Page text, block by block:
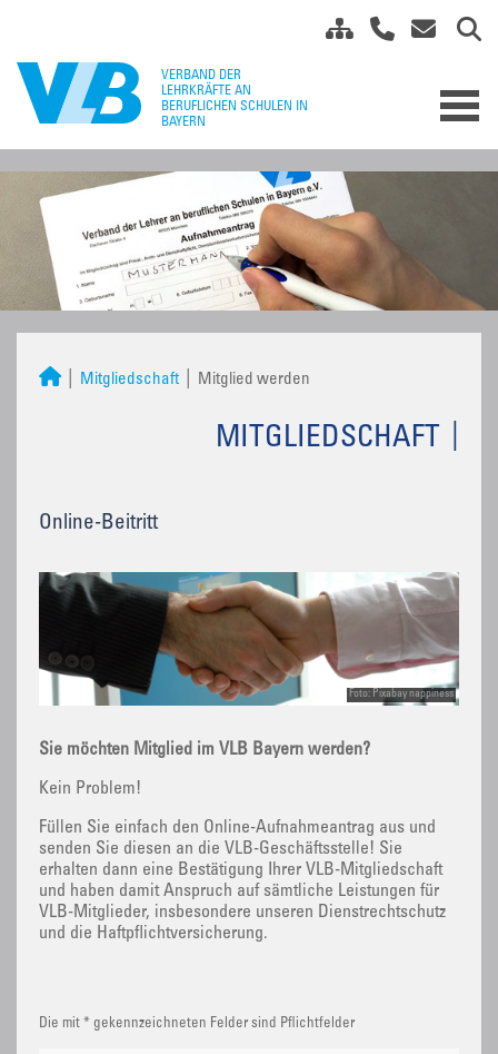
Mitgliedschaft Mitglied werden
MITGLIEDSCHAFT
Online-Beitritt
Foto: Pixabay nappiness
Sie möchten Mitglied im VLB Bayern werden?
Kein Problem!
Füllen Sie einfach den Online-Aufnahmeantrag aus und
senden Sie diesen an die VLB-Geschäftsstelle! Sie
erhalten dann eine Bestätigung Ihrer VLB-Mitgliedschaft
und haben damit Anspruch auf sämtliche Leistungen für
VLB-Mitglieder, insbesondere unseren Dienstrechtschutz
und die Haftpflichtversicherung.
Die mit * gekennzeichneten Felder sind Pflichtfelder